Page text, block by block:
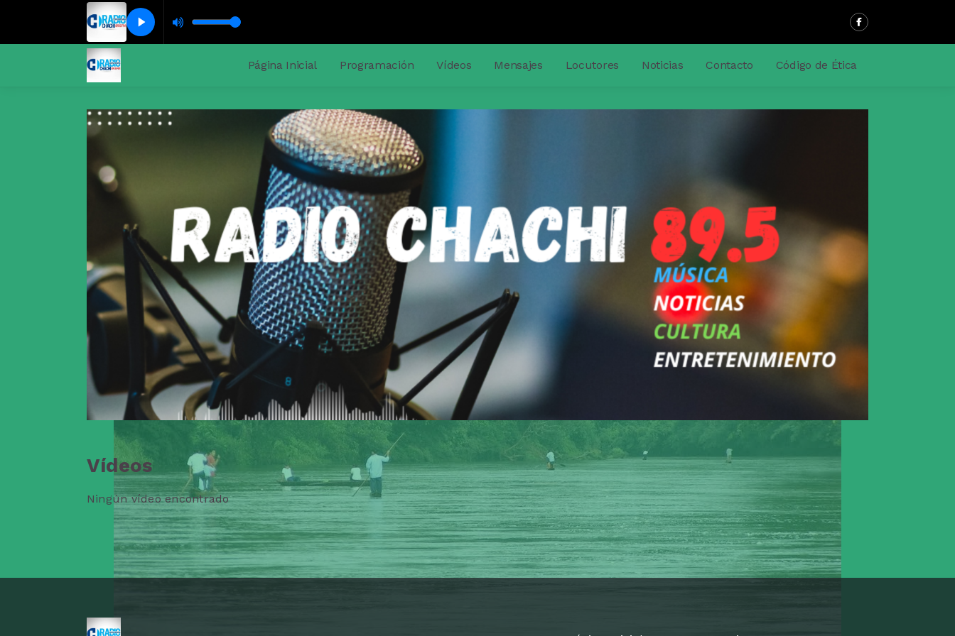
Página Inicial Programación Vídeos Mensajes Locutores Noticias Contacto Código de Ética
Vídeos
Ningún vídeo encontrado